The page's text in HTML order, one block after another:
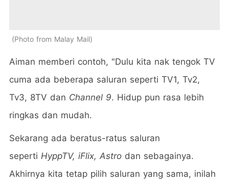
Photo from Malay Mail
Aiman memberi contoh, "Dulu kita nak tengok TV
cuma ada beberapa saluran seperti TV1, Tv2,
Tv3, 8TV dan Channel 9. Hidup pun rasa lebih
ringkas dan mudah.
Sekarang ada beratus-ratus saluran
seperti HyppTV, iFlix, Astro dan sebagainya.
Akhirnya kita tetap pilih saluran yang sama, inilah